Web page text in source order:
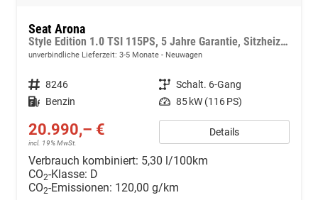
Seat Arona
Style Edition 1.0 TSI 115PS, 5 Jahre Garantie, Sitzheizung, Klima, ACC/Tempomat, M-Lederlenkrad, 16" Alufelgen, Rückfahrkamera, Parksensoren hinten, Radio 8,25"/Bluetooth + FULL-LINK, LED-Scheinwerfer/LED-Rückleuchten, Nebelscheinwerfer, 4x elektr. FH, Dachreling
unverbindliche Lieferzeit: 3-5 Monate Neuwagen
Fahrzeugnr. 8246 Getriebe Schalt. 6-Gang
Kraftstoff Benzin Leistung 85 kW (116 PS)
20.990,– €
incl. 19% MwSt.
Details
Verbrauch kombiniert: 5,30 l/100km
CO2-Klasse: D
CO2-Emissionen: 120,00 g/km